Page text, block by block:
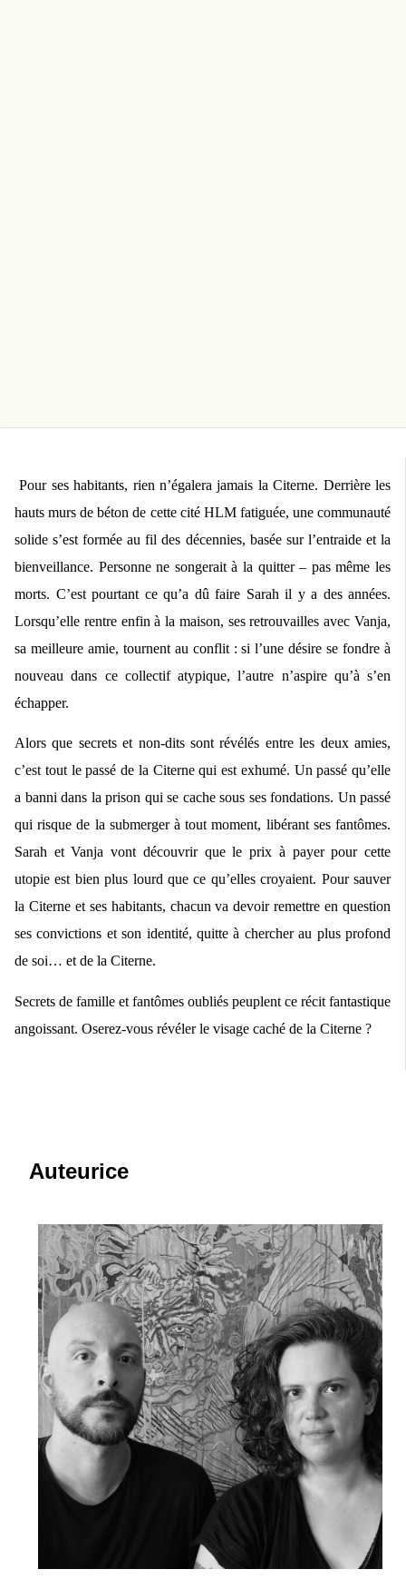
Pour ses habitants, rien n’égalera jamais la Citerne. Derrière les
hauts murs de béton de cette cité HLM fatiguée, une communauté
solide s’est formée au fil des décennies, basée sur l’entraide et la
bienveillance. Personne ne songerait à la quitter – pas même les
morts. C’est pourtant ce qu’a dû faire Sarah il y a des années.
Lorsqu’elle rentre enfin à la maison, ses retrouvaillesavec Vanja,
sa meilleure amie, tournent au conflit : si l’une désire se fondre à
nouveau dans ce collectif atypique, l’autre n’aspire qu’à s’en
échapper.
Alors que secrets et non-dits sont révélés entre les deux amies,
c’est tout le passé de la Citerne qui est exhumé. Un passé qu’elle
a banni dans la prison qui se cache sous ses fondations. Un passé
qui risque de la submerger à tout moment, libérant ses fantômes.
Sarah et Vanja vont découvrir que le prix à payer pour cette
utopie est bien plus lourd que ce qu’elles croyaient. Pour sauver
la Citerne et ses habitants, chacun va devoir remettre en question
ses convictions et son identité, quitte à chercher au plus profond
de soi… et de la Citerne.
Secrets de famille et fantômes oubliés peuplent ce récit fantastique
angoissant. Oserez-vous révéler le visage caché de la Citerne ?
Auteurice